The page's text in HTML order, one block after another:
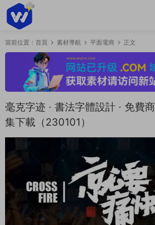
當前位置： 首頁 素材導航 平面電商 正文
毫克字迹 · 書法字體設計 · 免費
集下載（230101）